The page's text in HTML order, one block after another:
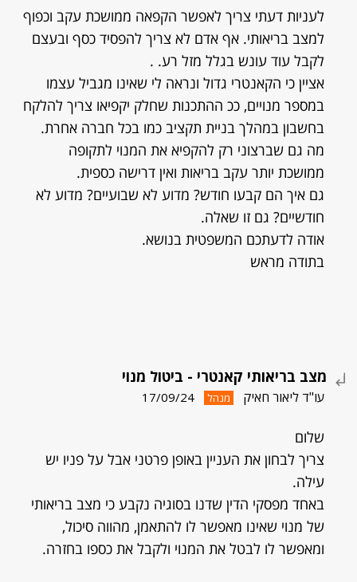
לעניות דעתי צריך לאפשר הקפאה ממושכת עקב וכפוף
למצב בריאותי. אף אדם לא צריך להפסיד כסף ובעצם
לקבל עוד עונש בגלל מזל רע. .
אציין כי הקאנטרי גדול ונראה לי שאינו מגביל עצמו
במספר מנויים, ככ ההתכנות שחלק יקפיאו צריך להלקח
בחשבון במהלך בניית תקציב כמו בכל חברה אחרת.
מה גם שברצוני רק להקפיא את המנוי לתקופה
ממושכת יותר עקב בריאות ואין דרישה כספית.
גם איך הם קבעו חודש? מדוע לא שבועיים? מדוע לא
חודשיים? גם זו שאלה.
אודה לדעתכם המשפטית בנושא.
בתודה מראש
מצב בריאותי קאנטרי - ביטול מנוי
עו"ד ליאור חאיק מנהל 17/09/24
שלום
צריך לבחון את העניין באופן פרטני אבל על פניו יש
עילה.
באחד מפסקי הדין שדנו בסוגיה נקבע כי מצב בריאותי
של מנוי שאינו מאפשר לו להתאמן, מהווה סיכול,
ומאפשר לו לבטל את המנוי ולקבל את כספו בחזרה.